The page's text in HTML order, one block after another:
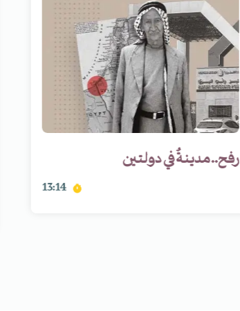
رفح.. مدينةٌ في دولتين
13:14